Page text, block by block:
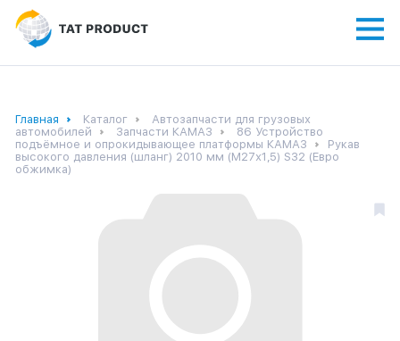
Главная Каталог
Автозапчасти для грузовых
автомобилей
Запчасти КАМАЗ
86 Устройство
подъёмное и опрокидывающее платформы КАМАЗ
Рукав
высокого давления (шланг) 2010 мм (М27х1,5) S32 (Евро
обжимка)